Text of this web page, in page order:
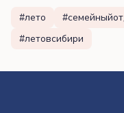
#лето
#летовсибири